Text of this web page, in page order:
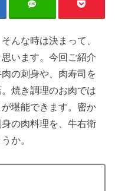
んな時は決まって、
います。今回ご紹介
の刺身や、肉寿司を
焼き調理のお肉では
堪能できます。密か
の肉料理を、牛右衛
か。